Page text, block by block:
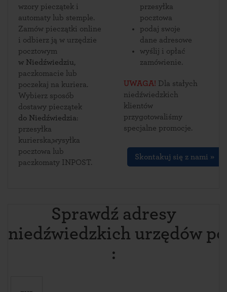
wzory pieczątek i
automaty lub stemple.
Zamów pieczątki online
i odbierz ją w urzędzie
pocztowym
w Niedźwiedziu,
paczkomacie lub
poczekaj na kuriera.
Wybierz sposób
dostawy pieczątek
do Niedźwiedzia:
przesyłka
kurierska,wysyłka
pocztowa lub
paczkomaty INPOST.
przesyłka
pocztowa
podaj swoje
dane adresowe
wyślij i opłać
zamówienie.
UWAGA! Dla stałych
niedźwiedzkich
klientów
przygotowaliśmy
specjalne promocje.
Skontakuj się z nami »
Sprawdź adresy
niedźwiedzkich urzędów
: